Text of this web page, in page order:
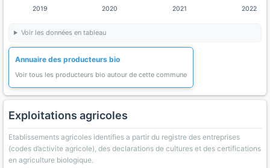
2019 2020 2021 2022
Voir les données en tableau
Annuaire des producteurs bio
Voir tous les producteurs bio autour de cette commune
Exploitations agricoles
Etablissements agricoles identifies a partir du registre des entreprises
(codes d’activite agricole), des declarations de cultures et des certifications
en agriculture biologique.